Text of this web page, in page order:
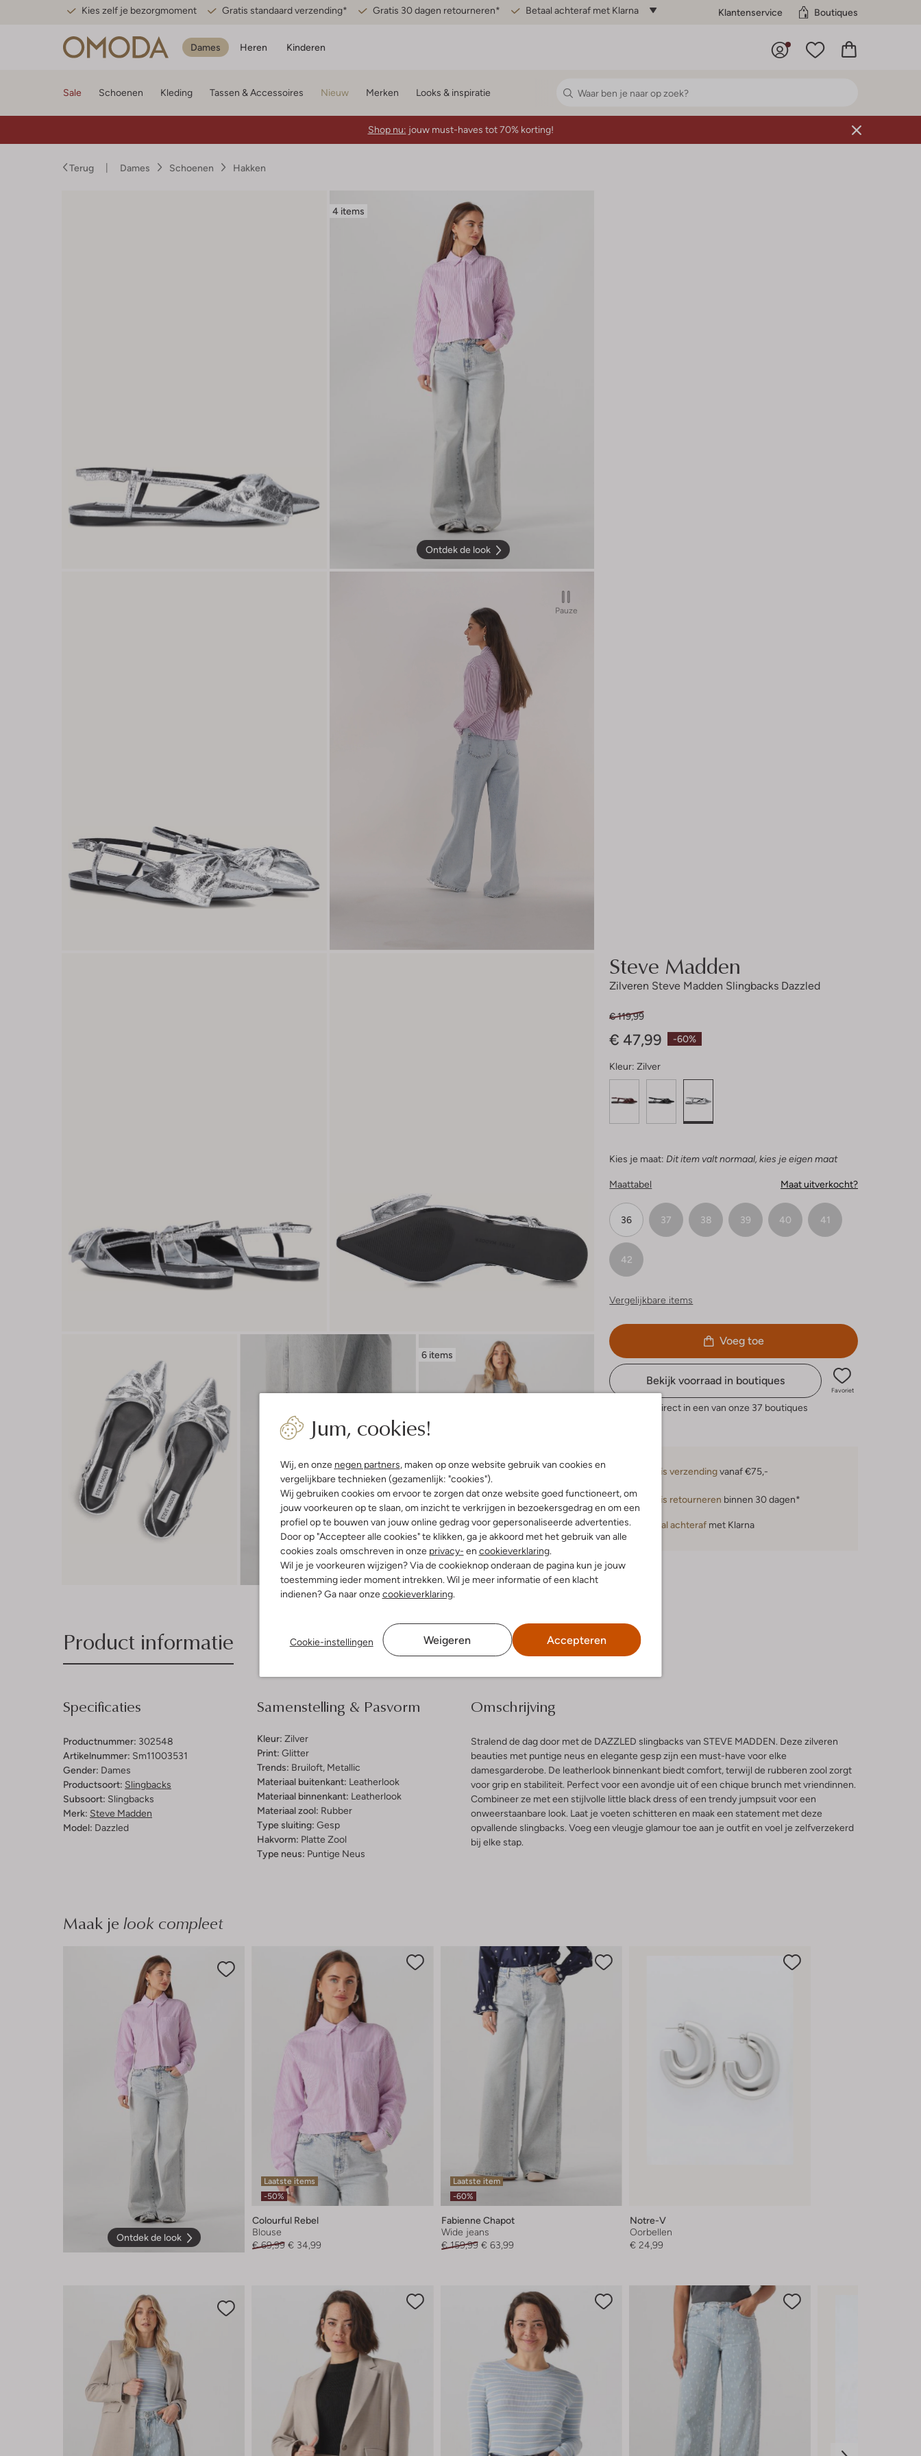
Kies zelf je bezorgmoment Gratis standaard verzending* Gratis 30 dagen retourneren* Betaal achteraf met Klarna Klantenservice Boutiques
Dames Heren Kinderen
Jum, cookies!
Wij, en onze negen partners, maken op onze website gebruik van cookies en
vergelijkbare technieken (gezamenlijk: "cookies").
Wij gebruiken cookies om ervoor te zorgen dat onze website goed functioneert, om
jouw voorkeuren op te slaan, om inzicht te verkrijgen in bezoekersgedrag en om een
profiel op te bouwen van jouw online gedrag voor gepersonaliseerde advertenties.
Door op "Accepteer alle cookies" te klikken, ga je akkoord met het gebruik van alle
cookies zoals omschreven in onze privacy- en cookieverklaring.
Wil je je voorkeuren wijzigen? Via de cookieknop onderaan de pagina kun je jouw
toestemming ieder moment intrekken. Wil je meer informatie of een klacht
indienen? Ga naar onzecookieverklaring.
Cookie-instellingen Weigeren Accepteren
Sale Schoenen Kleding Tassen & Accessoires Nieuw Merken Looks & inspiratie
Shop nu: jouw must-haves tot 70% korting!
Terug Dames Schoenen Hakken
4 items
Ontdek de look
Pauze
6 items
Ontdek de look
Steve Madden
Zilveren Steve Madden Slingbacks Dazzled
-60%
€ 119,99
€ 47,99
Kleur: Zilver
Kies je maat: Dit item valt normaal, kies je eigen maat
Maattabel Maat uitverkocht?
36 37 38 39 40 41
42
Vergelijkbare items
Voeg toe
Bekijk voorraad in boutiques
Favoriet
Reserveer direct in een van onze 37 boutiques
Gratis verzendingvanaf €75,-
Gratis retourneren binnen 30 dagen*
Betaal achteraf met Klarna
Product informatie Bezorgen & retourneren
Specificaties
Productnummer: 302548
Artikelnummer: Sm11003531
Gender: Dames
Productsoort: Slingbacks
Subsoort: Slingbacks
Merk: Steve Madden
Model: Dazzled
Samenstelling & Pasvorm
Kleur: Zilver
Print: Glitter
Trends: Bruiloft, Metallic
Materiaal buitenkant: Leatherlook
Materiaal binnenkant: Leatherlook
Materiaal zool: Rubber
Type sluiting: Gesp
Hakvorm: Platte Zool
Type neus: Puntige Neus
Omschrijving
Stralend de dag door met de DAZZLED slingbacks van STEVE MADDEN. Deze zilveren
beauties met puntige neus en elegante gesp zijn een must-have voor elke
damesgarderobe. De leatherlook binnenkant biedt comfort, terwijl de rubberen zool zorgt
voor grip en stabiliteit. Perfect voor een avondje uit of een chique brunch met vriendinnen.
Combineer ze met een stijlvolle little black dress of een trendy jumpsuit voor een
onweerstaanbare look. Laat je voeten schitteren en maak een statement met deze
opvallende slingbacks. Voeg een vleugje glamour toe aan je outfit en voel je zelfverzekerd
bij elke stap.
Maak je look compleet
Ontdek de look
Laatste items
-50%
Colourful Rebel
Blouse
€ 69,99 € 34,99
Laatste item
-60%
Fabienne Chapot
Wide jeans
€ 159,99 € 63,99
Notre-V
Oorbellen
€ 24,99